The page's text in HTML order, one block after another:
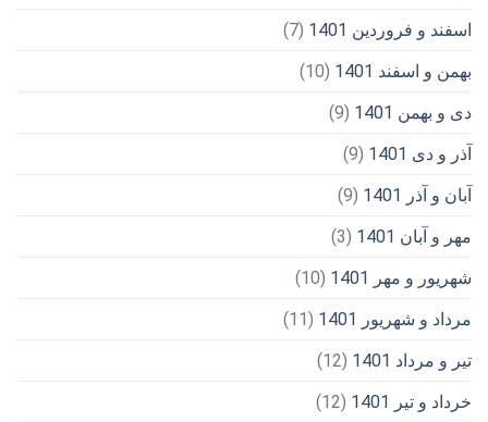
اسفند و فروردین 1401
(7)
بهمن و اسفند 1401
(10)
دی و بهمن 1401
(9)
آذر و دی 1401
(9)
آبان و آذر 1401
(9)
مهر و آبان 1401
(3)
شهریور و مهر 1401
(10)
مرداد و شهریور 1401
(11)
تیر و مرداد 1401
(12)
خرداد و تیر 1401
(12)